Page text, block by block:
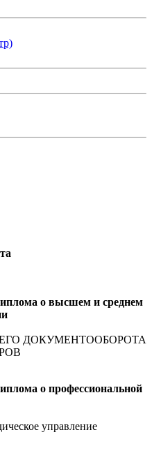
о высшем и среднем
ДОКУМЕНТООБОРОТА
о профессиональной
управление